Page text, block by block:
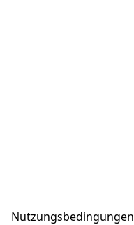
Nutzungsbedingungen